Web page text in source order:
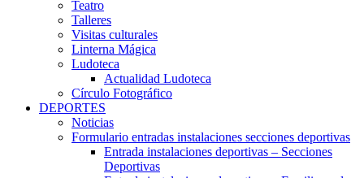
Teatro
Talleres
Visitas culturales
Linterna Mágica
Ludoteca
Actualidad Ludoteca
Círculo Fotográfico
DEPORTES
Noticias
Formulario entradas instalaciones secciones deportivas
Entrada instalaciones deportivas – Secciones
Deportivas